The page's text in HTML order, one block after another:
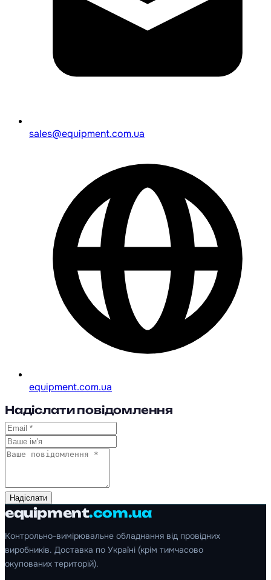
sales@equipment.com.ua
equipment.com.ua
Надіслати повідомлення
Надіслати
equipment.com.ua
Контрольно-вимірювальне обладнання від провідних
виробників. Доставка по Україні (крім тимчасово
окупованих територій).